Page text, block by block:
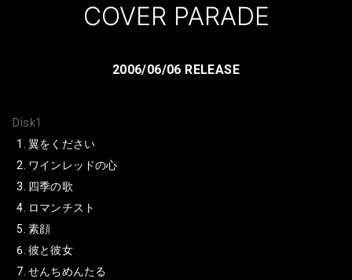
COVER PARADE
2006/06/06 RELEASE
Disk1
翼をください
ワインレッドの心
四季の歌
ロマンチスト
素顔
彼と彼女
せんちめんたる